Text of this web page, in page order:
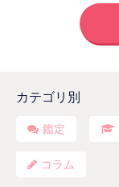
カテゴリ別
鑑定
コラム